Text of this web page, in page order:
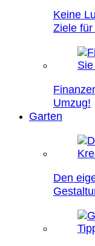
Keine
Ziele
Umzug!
Garten
Den